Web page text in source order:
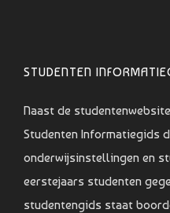
STUDENTEN
Naast de
Studenten Informatiegids
onderwijsinstellingen en
eerstejaars studenten
studentengids staat